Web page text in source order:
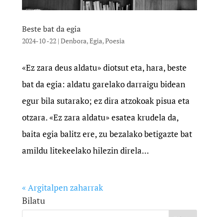
Beste bat da egia
2024-10 -22| Denbora,Egia,Poesia
«Ez zara deus aldatu» diotsut eta, hara, beste
bat da egia: aldatu garelako darraigu bidean
egur bila sutarako; ez dira atzokoak pisua eta
otzara. «Ez zara aldatu» esatea krudela da,
baita egia balitz ere, zu bezalako betigazte bat
amildu litekeelako hilezin direla...
« Argitalpen zaharrak
Bilatu